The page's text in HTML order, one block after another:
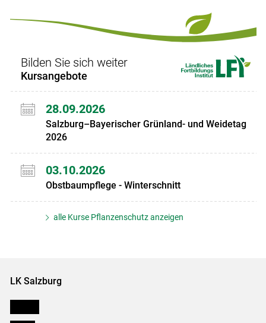
Bilden Sie sich weiter
Kursangebote
28.09.2026
Salzburg–Bayerischer Grünland- und Weidetag
2026
03.10.2026
Obstbaumpflege - Winterschnitt
alle Kurse Pflanzenschutz anzeigen
LK Salzburg